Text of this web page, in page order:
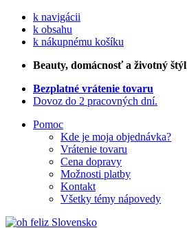
k navigácii
k obsahu
k nákupnému košíku
Beauty, domácnosť a životný štýl
Bezplatné vrátenie tovaru
Dovoz do 2 pracovných dní.
Pomoc
Kde je moja objednávka?
Vrátenie tovaru
Cena dopravy
Možnosti platby
Kontakt
Všetky témy nápovedy